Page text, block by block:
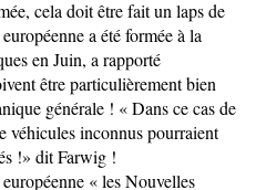
cela doit être fait un laps de
a été formée à la
en Juin, a rapporté
être particulièrement bien
générale ! « Dans ce cas de
inconnus pourraient
!» dit Farwig !
« les Nouvelles